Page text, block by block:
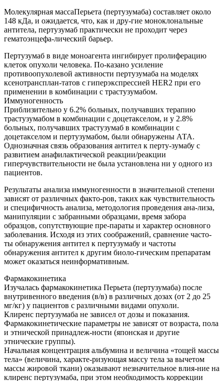
Молекулярная массаПерьета (пертузумаба) составляет около
148 кДа, и ожидается, что, как и дру-гие моноклональные
антитела, пертузумаб практически не проходит через
гематоэнцефа-лический барьер.
Пертузумаб в виде моноагента ингибирует пролиферацию
клеток опухоли человека. По-казано усиление
противоопухолевой активности пертузумаба на моделях
ксенотрансплан-татов с гиперэкспрессией HER2 при его
применении в комбинации с трастузумабом.
Иммуногенность
Приблизительно у 6.2% больных, получавших терапию
трастузумабом в комбинации с доцетакселом, и у 2.8%
больных, получавших трастузумаб в комбинации с
доцетакселом и пертузумабом, были обнаружены АТА.
Однозначная связь образования антител к перту-зумабу с
развитием анафилактической реакции/реакции
гиперчувствительности не была установлена ни у одного из
пациентов.
Результаты анализа иммуногенности в значительной степени
зависят от различных факто-ров, таких как чувствительность
и специфичность анализа, методология проведения ана-лиза,
манипуляции с забранными образцами, время забора
образцов, сопутствующие пре-параты и характер основного
заболевания. Исходя из этих соображений, сравнение часто-
ты обнаружения антител к пертузумабу и частоты
обнаружения антител к другим биоло-гическим препаратам
может оказаться неинформативным.
Фармакокинетика
Изучалась фармакокинетика Перьета (пертузумаба) после
внутривенного введения (в/в) в различных дозах (от 2 до 25
мг/кг) у пациентов с различными видами опухоли.
Клиренс пертузумаба не зависел от дозы и показания.
Фармакокинетические параметры не зависят от возраста, пола
и этнической принадлеж-ности (японская и другие
этнические группы).
Начальная концентрация альбумина и величина «тощей массы
тела» (величина, характе-ризующая массу тела за вычетом
массы жировой ткани) оказывают незначительное влия-ние на
клиренс пертузумаба, при этом необходимость коррекции